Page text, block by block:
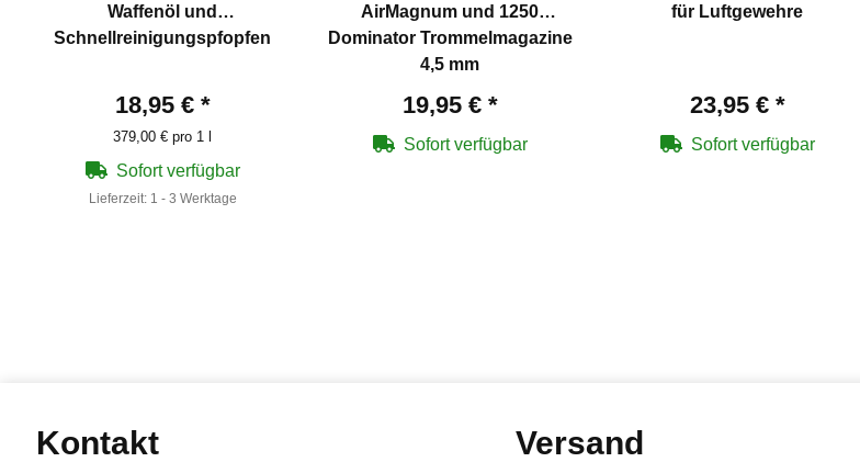
Waffenöl und
Schnellreinigungspfopfen
18,95 € *
379,00 € pro 1 l
Sofort verfügbar
Lieferzeit: 1 - 3 Werktage
AirMagnum und 1250
Dominator Trommelmagazine
4,5 mm
19,95 € *
Sofort verfügbar
für Luftgewehre
23,95 € *
Sofort verfügbar
Kontakt Versand